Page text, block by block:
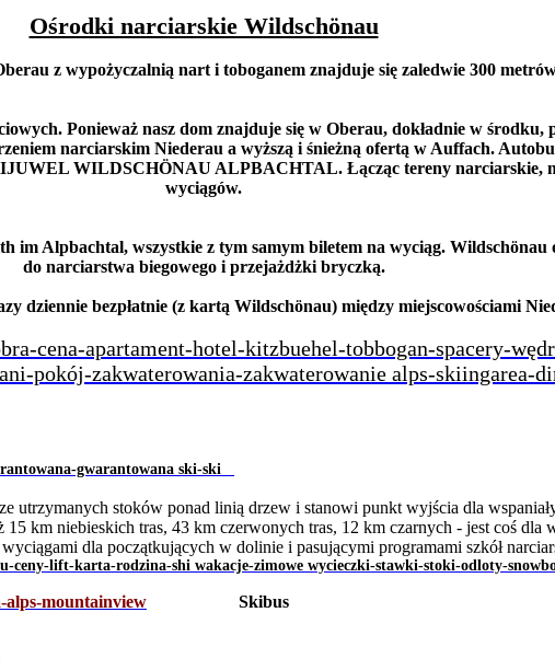
Ośrodki narciarskie Wildschönau
z wypożyczalnią nart i toboganem znajduje się zaledwie 300
Ponieważ nasz dom znajduje się w Oberau, dokładnie w
narciarskim Niederau a wyższą i śnieżną ofertą w Auffach.
WILDSCHÖNAU ALPBACHTAL. Łącząc tereny narciarskie,
wyciągów.
im Alpbachtal, wszystkie z tym samym biletem na wyciąg.
do narciarstwa biegowego i przejażdżki bryczką.
dziennie bezpłatnie (z kartą Wildschönau) między miejscowościami
utrzymanych stoków ponad linią drzew i stanowi punkt wyjścia dla
km niebieskich tras, 43 km czerwonych tras, 12 km czarnych - jest coś
dla początkujących w dolinie i pasującymi programami szkół
Skibus